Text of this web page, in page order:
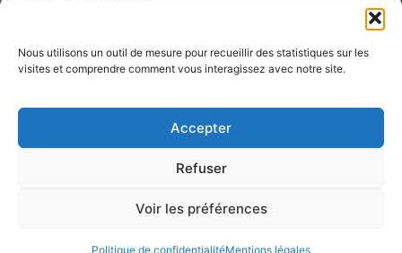
Nous utilisons un outil de mesure pour recueillir des statistiques sur les
visites et comprendre comment vous interagissez avec notre site.
Accepter
Refuser
Voir les préférences
Politique de confidentialitéMentions légales
Tél : +33 (0)3 72 74 68 36 ou 37